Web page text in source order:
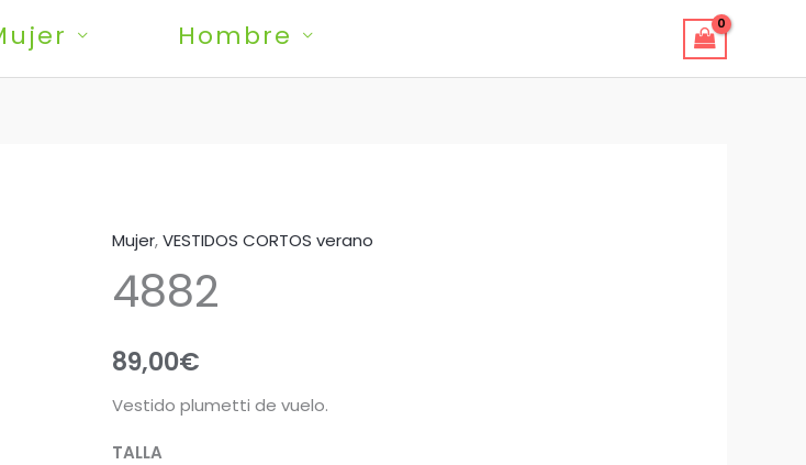
Hombre
Mujer,VESTIDOS CORTOS verano
4882
89,00€
Vestido plumetti de vuelo.
TALLA
4882
cantidad